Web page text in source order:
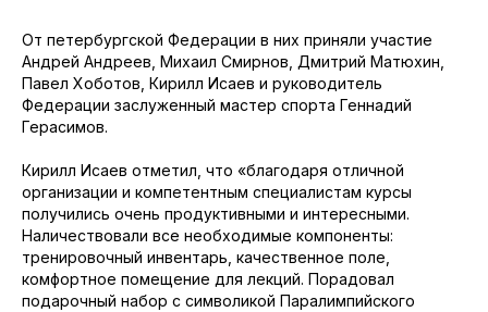
От петербургской Федерации в них приняли участие
Андрей Андреев, Михаил Смирнов, Дмитрий Матюхин,
Павел Хоботов, Кирилл Исаев и руководитель
Федерации заслуженный мастер спорта Геннадий
Герасимов.
Кирилл Исаев отметил, что «благодаря отличной
организации и компетентным специалистам курсы
получились очень продуктивными и интересными.
Наличествовали все необходимые компоненты:
тренировочный инвентарь, качественное поле,
комфортное помещение для лекций. Порадовал
подарочный набор с символикой Паралимпийского